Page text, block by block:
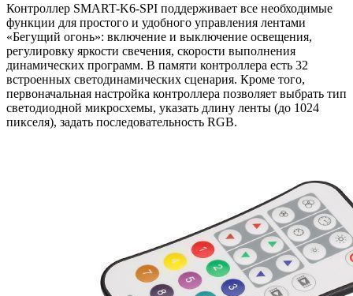
Контроллер SMART-K6-SPI поддерживает все необходимые
функции для простого и удобного управления лентами
«Бегущий огонь»: включение и выключение освещения,
регулировку яркости свечения, скорости выполнения
динамических программ. В памяти контроллера есть 32
встроенных светодинамических сценария. Кроме того,
первоначальная настройка контроллера позволяет выбрать тип
светодиодной микросхемы, указать длину ленты (до 1024
пикселя), задать последовательность RGB.